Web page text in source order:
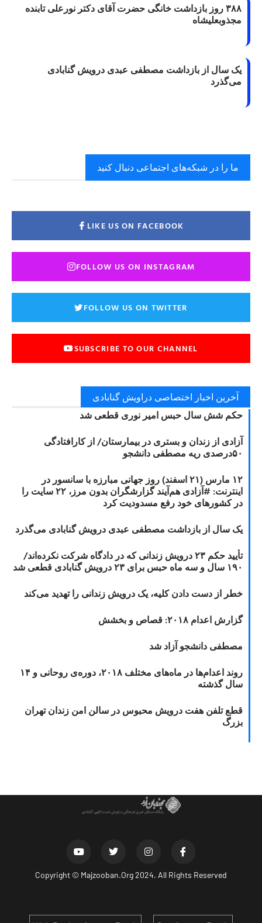
۳۸۸ روز بازداشت خانگی حضرت آقای دکتر نورعلی تابنده
مجذوبعلیشاه
یک سال از بازداشت مصطفی عبدی درویش گنابادی
می‌گذرد
ما را در شبکه‌های اجتماعی دنبال کنید
LIKE US ON FACEBOOK
FOLLOW US ON INSTAGRAM
FOLLOW US ON TWITTER
SUBSCRIBE TO OUR CHANNEL
آخرین اخبار اختصاصی دراویش گنابادی
حکم شش سال حبس امیر نوری قطعی شد
آزادی از زندان و بستری در بیمارستان/ از کارافتادگی
۵۰درصدی ریه مصطفی دانشجو
۱۲ مارس (۲۱ اسفند) روز جهانی مبارزه با سانسور در
اینترنت: #آزادی هم‌آیند گزارشگران‌ بدون مرز، ۲۲ سایت را
در کشورهای خود رفع مسدودیت کرد
یک سال از بازداشت مصطفی عبدی درویش گنابادی می‌گذرد
تأیید حکم ۲۳ درویش زندانی که در دادگاه شرکت نکرده‌اند/
۱۹۰ سال و سه ماه حبس برای ۲۳ درویش گنابادی قطعی شد
خطر از دست دادن کلیه، یک درویش زندانی را تهدید می‌کند
گزارش اعدام ۲۰۱۸: قصاص و بخشش
مصطفی دانشجو آزاد شد
روند اعدام‌ها در ماه‌های مختلف ۲۰۱۸، دوره‌ی روحانی و ۱۴
سال گذشته
قطع تلفن هفت درویش محبوس در سالن امن زندان تهران
بزرگ
Copyright © Majzooban.Org2024. All Rights Reserved